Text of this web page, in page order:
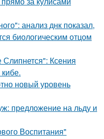
анализ днк показал,
биологическим отцом
Ксения
новый уровень
предложение на льду и
Воспитания"